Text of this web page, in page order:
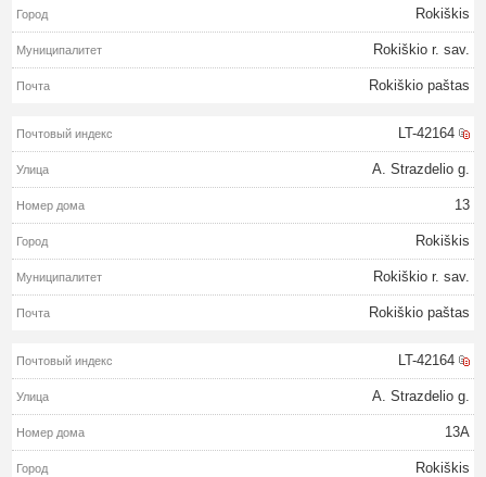
Rokiškis
Rokiškio r. sav.
Rokiškio paštas
LT-42164
A. Strazdelio g.
13
Rokiškis
Rokiškio r. sav.
Rokiškio paštas
LT-42164
A. Strazdelio g.
13A
Rokiškis